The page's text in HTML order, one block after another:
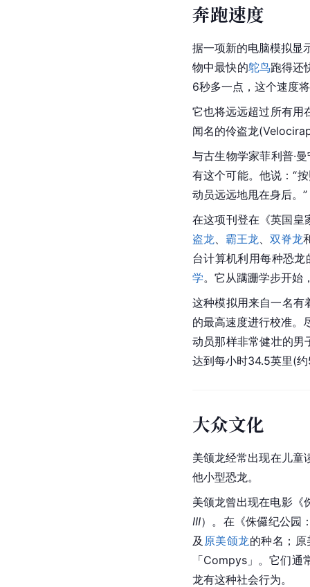
奔跑速度
据一项新的电脑模拟显
物中最快的鸵鸟跑得还
6秒多一点，这个速度
它也将远远超过所有用
闻名的伶盗龙
与古生物学家菲利普·
有这个可能。他说：“
动员远远地甩在身后。”
在这项刊登在《英国皇
盗龙
霸王龙 双脊龙
台计算机利用每种恐
学。它从蹒跚学步开始
这种模拟用来自一名有
的最高速度进行校准。
动员那样非常健壮的
达到每小时34.5英里(
大众文化
美颌龙经常出现在儿童
他小型恐龙。
美颌龙曾出现在电影
III）。在《侏儸纪公园
及 原美颌龙的种名；
「Compys」。它们
龙有这种社会行为。